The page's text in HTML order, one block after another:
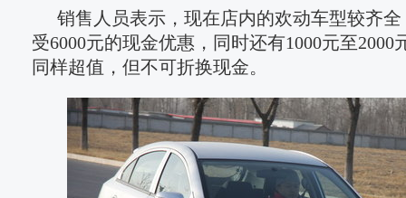
销售人员表示，现在店内的欢动车型较齐
受6000元的现金优惠，同时还有1000元至2000
同样超值，但不可折换现金。